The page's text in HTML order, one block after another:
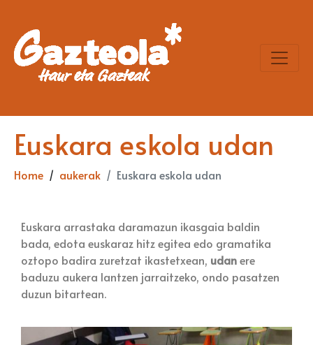
Euskara eskola udan
Home aukerak Euskara eskola udan
Euskara arrastaka daramazun ikasgaia baldin
bada, edota euskaraz hitz egitea edo gramatika
oztopo badira zuretzat ikastetxean, udanere
baduzu aukera lantzen jarraitzeko, ondo pasatzen
duzun bitartean.